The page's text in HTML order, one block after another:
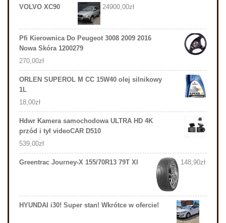
VOLVO XC90 24900,00zł
Pfi Kierownica Do Peugeot 3008 2009 2016
Nowa Skóra 1200279
270,00zł
ORLEN SUPEROL M CC 15W40 olej silnikowy
1L
18,00zł
Hdwr Kamera samochodowa ULTRA HD 4K
przód i tył videoCAR D510
539,00zł
Greentrac Journey-X 155/70R13 79T Xl 148,90zł
HYUNDAI i30! Super stan! Wkrótce w ofercie!